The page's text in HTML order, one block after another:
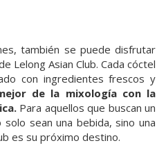
también se puede disfrutar
Lelong Asian Club. Cada cóctel
con ingredientes frescos y
de la mixología con la
Para aquellos que buscan un
sean una bebida, sino una
es su próximo destino.